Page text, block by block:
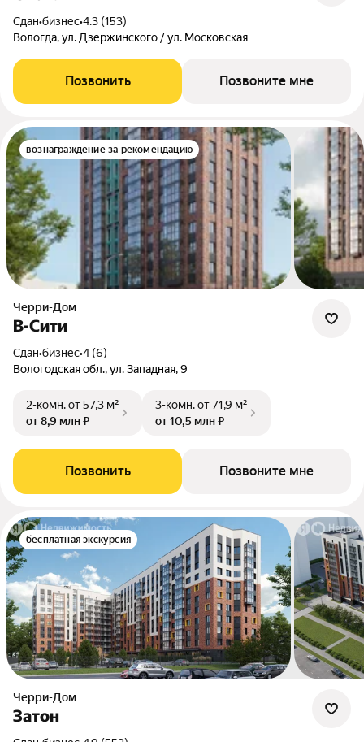
Сдан•бизнес•4.3 (153)
Вологда, ул. Дзержинского / ул. Московская
Позвонить Позвоните мне
вознаграждение за рекомендацию
Черри-Дом
В-Сити
Сдан•бизнес•4 (6)
Вологодская обл., ул. Западная, 9
2-комн.от 57,3 м²
от 8,9 млн ₽
3-комн.от 71,9 м²
от 10,5 млн ₽
Позвонить Позвоните мне
бесплатная экскурсия
Черри-Дом
Затон